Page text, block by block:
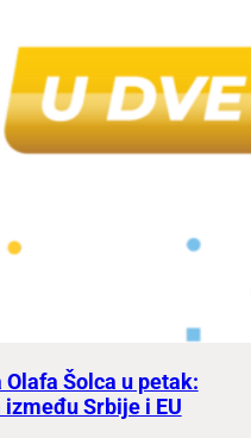
Šolca u petak:
Srbije i EU